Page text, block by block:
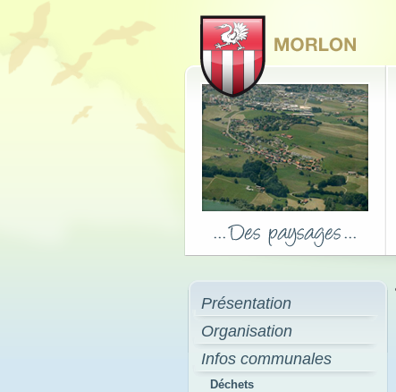
Présentation
Organisation
Infos communales
Déchets